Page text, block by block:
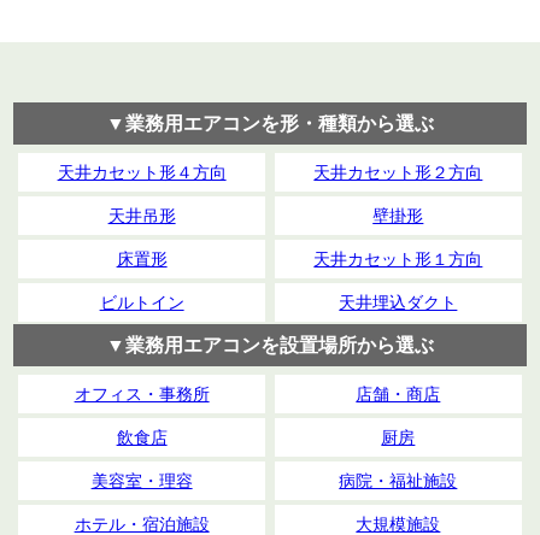
▼業務用エアコンを形・種類から選ぶ
天井カセット形４方向 天井カセット形２方向
天井吊形 壁掛形
床置形 天井カセット形１方向
ビルトイン 天井埋込ダクト
▼業務用エアコンを設置場所から選ぶ
オフィス・事務所 店舗・商店
飲食店 厨房
美容室・理容 病院・福祉施設
ホテル・宿泊施設 大規模施設